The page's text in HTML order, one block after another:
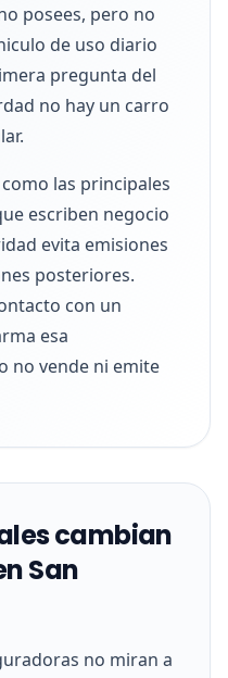
posees, pero no
de uso diario
pregunta del
no hay un carro
las principales
escriben negocio
evita emisiones
posteriores.
con un
esa
no vende ni emite
cambian
San
no miran a